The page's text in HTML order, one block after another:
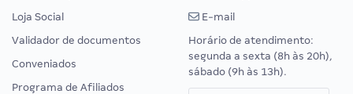
Loja Social
Validador de documentos
Conveniados
Programa de Afiliados
E-mail
Horário de atendimento:
segunda a sexta (8h às 20h),
sábado (9h às 13h).